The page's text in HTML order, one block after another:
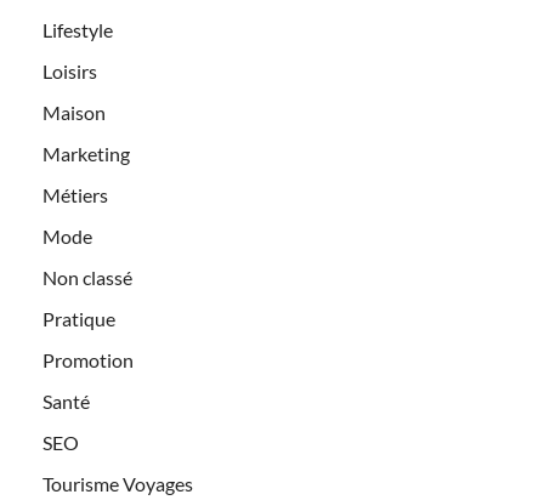
Lifestyle
Loisirs
Maison
Marketing
Métiers
Mode
Non classé
Pratique
Promotion
Santé
SEO
Tourisme Voyages